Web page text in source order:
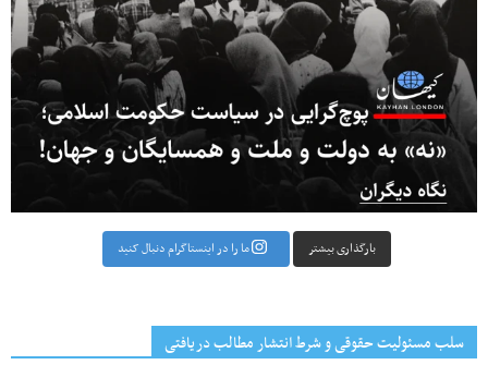
بارگذاری بیشتر ما را در اینستاگرام دنبال کنید
سلب مسئولیت حقوقی و شرط انتشار مطالب دریافتی